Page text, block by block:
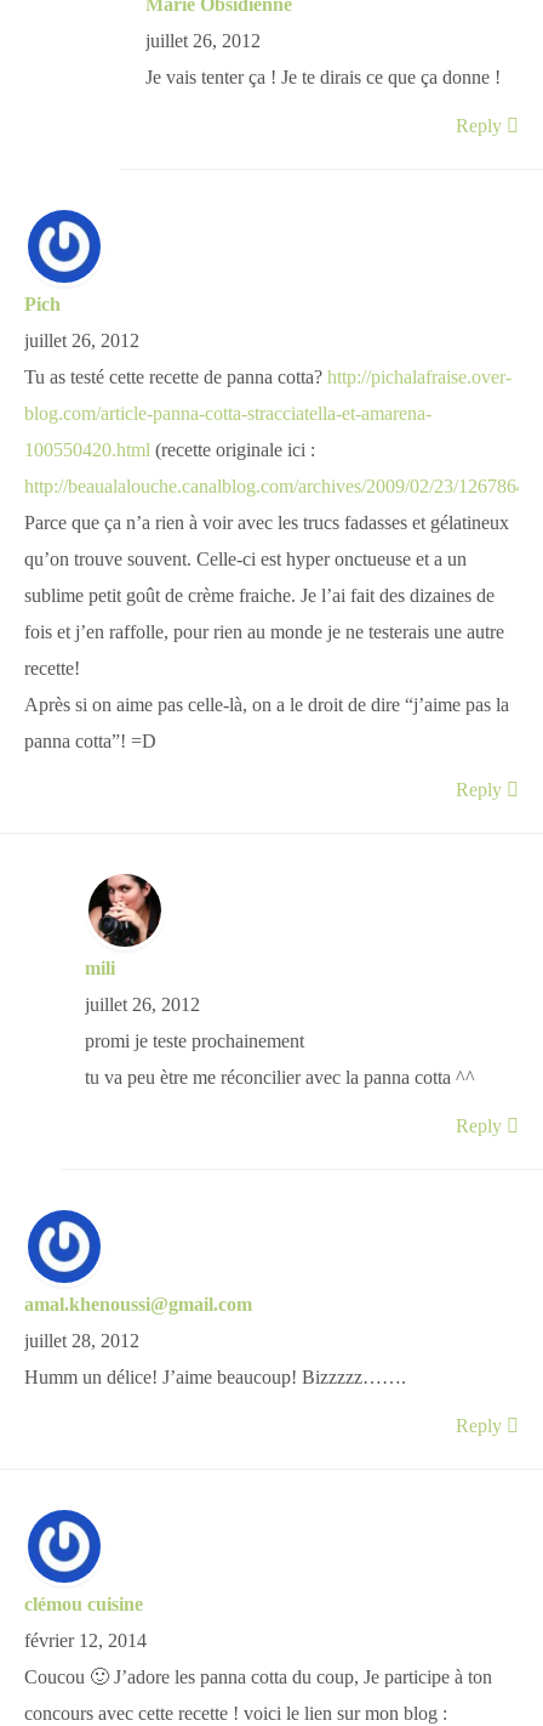
Marie Obsidienne
juillet 26, 2012
Je vais tenter ça ! Je te dirais ce que ça donne !
Reply
Pich
juillet 26, 2012
Tu as testé cette recette de panna cotta? http://pichalafraise.over-
blog.com/article-panna-cotta-stracciatella-et-amarena-
100550420.html (recette originale ici :
http://beaualalouche.canalblog.com/archives/2009/02/23/
Parce que ça n’a rien à voir avec les trucs fadasses et gélatineux
qu’on trouve souvent. Celle-ci est hyper onctueuse et a un
sublime petit goût de crème fraiche. Je l’ai fait des dizaines de
fois et j’en raffolle, pour rien au monde je ne testerais une autre
recette!
Après si on aime pas celle-là, on a le droit de dire “j’aime pas la
panna cotta”! =D
Reply
mili
juillet 26, 2012
promi je teste prochainement
tu va peu ètre me réconcilier avec la panna cotta ^^
Reply
amal.khenoussi@gmail.com
juillet 28, 2012
Humm un délice! J’aime beaucoup! Bizzzzz…….
Reply
clémou cuisine
février 12, 2014
Coucou 🙂 J’adore les panna cotta du coup, Je participe à ton
concours avec cette recette ! voici le lien sur mon blog :